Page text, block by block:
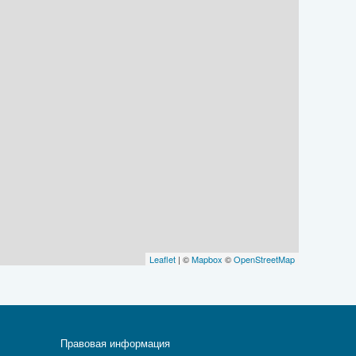
Leaflet | ©Mapbox ©OpenStreetMap
Правовая информация